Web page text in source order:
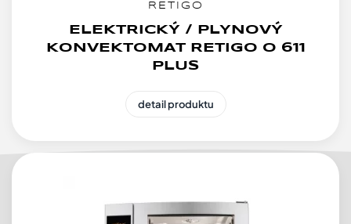
RETIGO
ELEKTRICKÝ / PLYNOVÝ
KONVEKTOMAT RETIGO O 611
PLUS
detail produktu